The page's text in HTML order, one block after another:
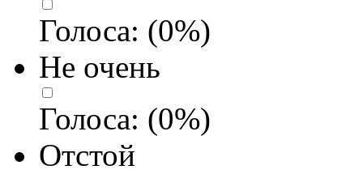
Голоса: (0%)
Не очень
Голоса: (0%)
Отстой